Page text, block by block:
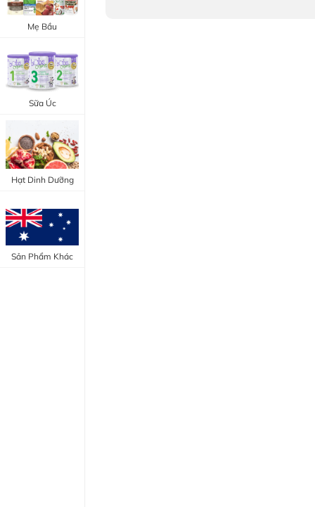
Mẹ Bầu
Sữa Úc
Hạt Dinh Dưỡng
Sản Phẩm Khác